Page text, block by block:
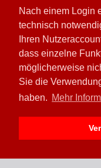
Nach einem Login
technisch
Ihren
dass einzelne
möglicherweise
Sie die
haben. Mehr